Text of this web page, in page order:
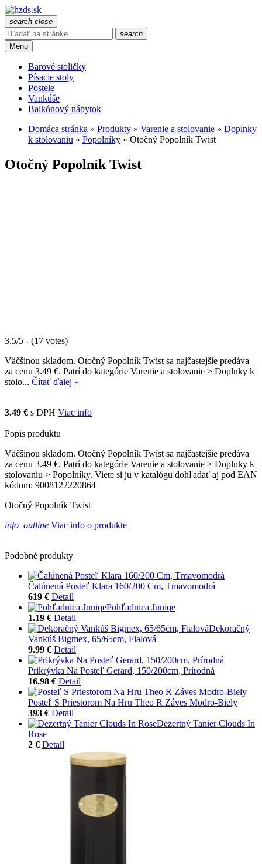
search close
search
Menu
Barové stoličky
Písacie stoly
Postele
Vankúše
Balkónový nábytok
Domáca stránka » Produkty » Varenie a stolovanie » Doplnky
k stolovaniu » Popolníky » Otočný Popolník Twist
Otočný Popolník Twist
3.5/5 - (17 votes)
Väčšinou skladom. Otočný Popolník Twist sa najčastejšie predáva
za cenu 3.49 €. Patrí do kategórie Varenie a stolovanie > Doplnky k
stolo... Čítať ďalej »
3.49 € s DPH Viac info
Popis produktu
Väčšinou skladom. Otočný Popolník Twist sa najčastejšie predáva
za cenu 3.49 €. Patrí do kategórie Varenie a stolovanie > Doplnky k
stolovaniu > Popolníky. Viete si ju v katalógu dohľadať aj pod EAN
kódom: 9008122220864
Otočný Popolník Twist
info_outline Viac info o produkte
Podobné produkty
Čalúnená Posteľ Klara 160/200 Cm, Tmavomodrá
619 € Detail
Pohľadnica Juniqe
1.19 € Detail
Dekoračný
Vankúš Bigmex, 65/65cm, Fialová
9.99 € Detail
Prikrývka Na Posteľ Gerard, 150/200cm, Prírodná
16.98 € Detail
Posteľ S Priestorom Na Hru Theo R Záves Modro-Biely
393 € Detail
Dezertný Tanier Clouds In
Rose
2 € Detail